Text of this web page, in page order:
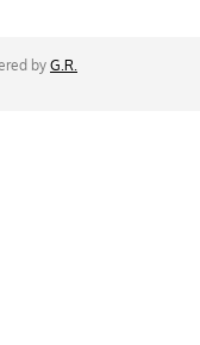
byG.R.